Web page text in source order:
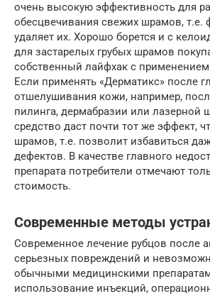
очень высокую эффективность для
обесцвечивания свежих шрамов, т.е.
удаляет их. Хорошо борется и с
для застарелых грубых шрамов
собственный лайфхак с применением
Если применять «Дерматикс» после
отшелушивания кожи, например,
пилинга, дермабразии или лазерной
средство даст почти тот же эффект,
шрамов, т.е. позволит избавиться
дефектов. В качестве главного
препарата потребители отмечают
стоимость.
Современные методы
Современное лечение рубцов после
серьезных повреждений и
обычными медицинскими
использование инъекций,